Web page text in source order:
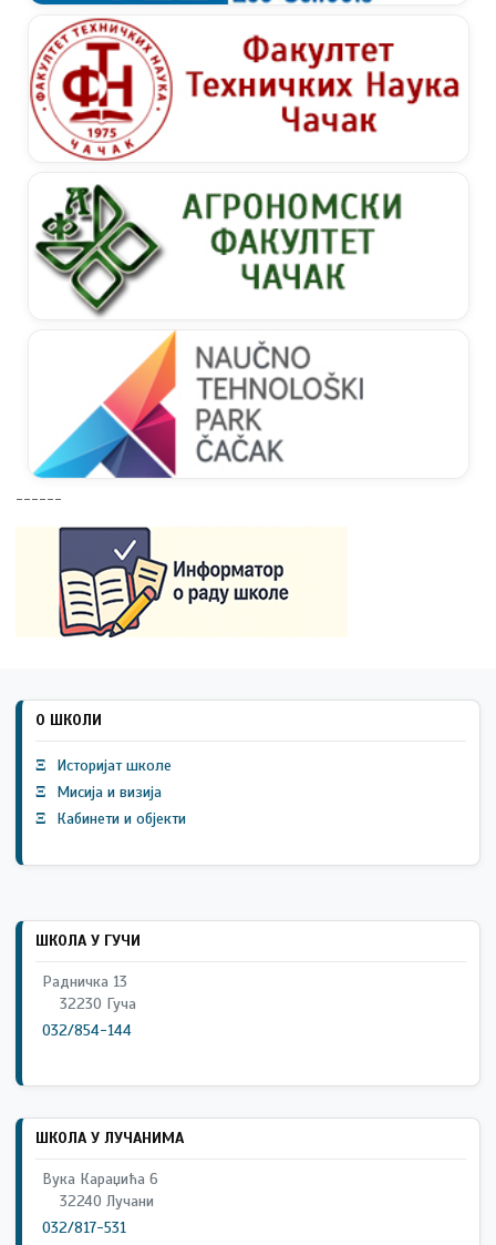
------
О ШКОЛИ
Ξ
Историјат школе
Ξ
Мисија и визија
Ξ
Кабинети и објекти
ШКОЛА У ГУЧИ
Радничка 13
32230 Гуча
032/854-144
ШКОЛА У ЛУЧАНИМА
Вука Караџића 6
32240 Лучани
032/817-531